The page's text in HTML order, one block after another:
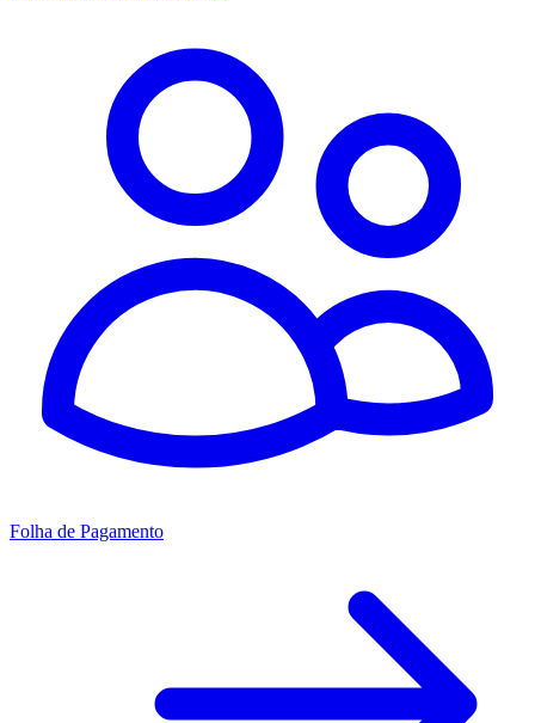
Folha de Pagamento